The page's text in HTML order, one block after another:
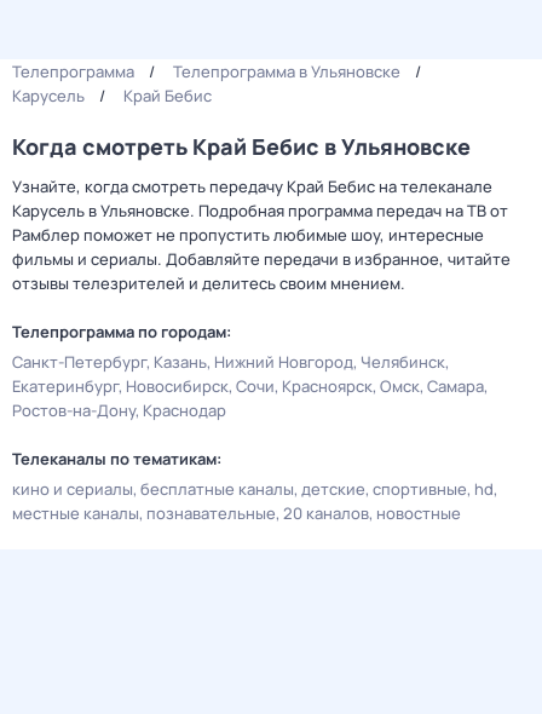
Телепрограмма
Телепрограмма в Ульяновске
Карусель
Край Бебис
Когда смотреть Край Бебис в Ульяновске
Узнайте, когда смотреть передачу Край Бебис на телеканале
Карусель в Ульяновске. Подробная программа передач на ТВ от
Рамблер поможет не пропустить любимые шоу, интересные
фильмы и сериалы. Добавляйте передачи в избранное, читайте
отзывы телезрителей и делитесь своим мнением.
Телепрограмма по городам:
Санкт-Петербург Казань Нижний Новгород Челябинск
Екатеринбург Новосибирск Сочи Красноярск Омск Самара
Ростов-на-Дону Краснодар
Телеканалы по тематикам:
кино и сериалы бесплатные каналы детские спортивные hd
местные каналы познавательные 20 каналов новостные